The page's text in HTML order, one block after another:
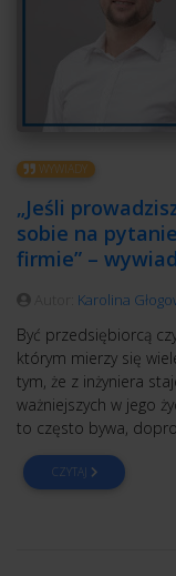
WYWIADY
„Jeśli
sobie na
firmie” –
Karolina
Być przedsiębiorcą
którym mierzy się
tym, że z inżyniera
ważniejszych w jego
to często bywa,
CZYTAJ